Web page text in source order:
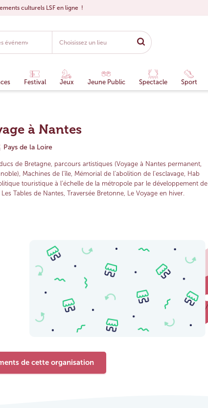
culturels LSF en ligne !
Festival Jeux Jeune Public Spectacle Sport
à Nantes
Pays de la Loire
de Bretagne, parcours artistiques (Voyage à Nantes permanent,
Machines de l’île, Mémorial de l’abolition de l’esclavage, Hab
touristique à l’échelle de la métropole par le développement de
Tables de Nantes, Traversée Bretonne, Le Voyage en hiver.
de cette organisation